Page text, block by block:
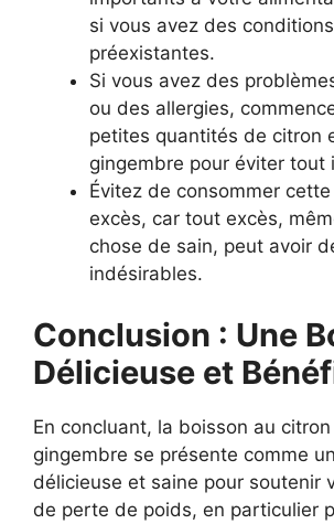
si vous avez des
préexistantes.
Si vous avez des
ou des allergies,
petites quantités de citron
gingembre pour éviter tout
Évitez de consommer
excès, car tout excès,
chose de sain, peut avoir
indésirables.
Conclusion : Une
Délicieuse et
En concluant, la boisson au
gingembre se présente comme
délicieuse et saine pour soutenir
de perte de poids, en particulier